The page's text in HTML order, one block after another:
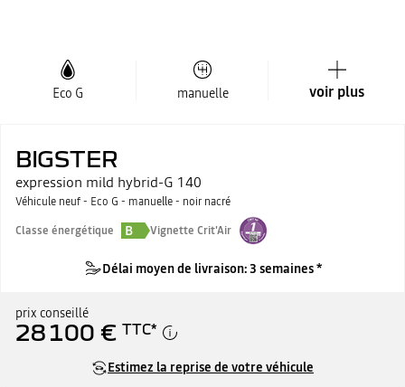
Eco G manuelle voir plus
BIGSTER
expression mild hybrid-G 140
Véhicule neuf - Eco G - manuelle - noir nacré
Classe énergétique
B Vignette Crit'Air
Délai moyen de livraison: 3 semaines *
prix conseillé
28 100 € TTC*
Estimez la reprise de votre véhicule